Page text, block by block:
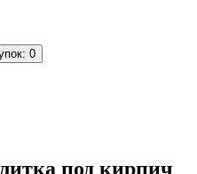
: 0
под кирпич